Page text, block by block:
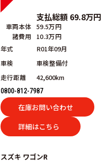
支払総額 69.8万円
車両本体 59.5万円
諸費用
10.3万円
年式
R01年09月
車検
車検整備付
走行距離
42,600km
0800-812-7987
在庫お問い合わせ
詳細はこちら
スズキ ワゴンR